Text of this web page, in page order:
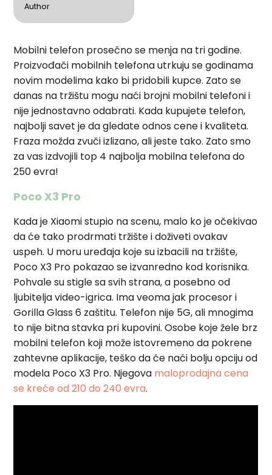
Author
Mobilni telefon prosečno se menja na tri godine.
Proizvođači mobilnih telefona utrkuju se godinama
novim modelima kako bi pridobili kupce. Zato se
danas na tržištu mogu naći brojni mobilni telefoni i
nije jednostavno odabrati. Kada kupujete telefon,
najbolji savet je da gledate odnos cene i kvaliteta.
Fraza možda zvuči izlizano, ali jeste tako. Zato smo
za vas izdvojili top 4 najbolja mobilna telefona do
250 evra!
Poco X3 Pro
Kada je Xiaomi stupio na scenu, malo ko je očekivao
da će tako prodrmati tržište i doživeti ovakav
uspeh. U moru uređaja koje su izbacili na tržište,
Poco X3 Pro pokazao se izvanredno kod korisnika.
Pohvale su stigle sa svih strana, a posebno od
ljubitelja video-igrica. Ima veoma jak procesor i
Gorilla Glass 6 zaštitu. Telefon nije 5G, ali mnogima
to nije bitna stavka pri kupovini. Osobe koje žele brz
mobilni telefon koji može istovremeno da pokrene
zahtevne aplikacije, teško da će naći bolju opciju od
modela Poco X3 Pro. Njegova maloprodajna cena
se kreće od 210 do 240 evra.